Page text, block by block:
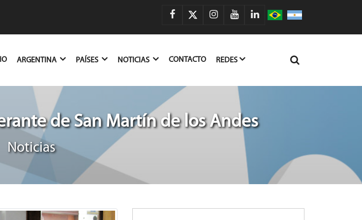
(CURRENT)
ARGENTINA PAÍSES NOTICIAS CONTACTO REDES
de San Martín de los Andes
Noticias